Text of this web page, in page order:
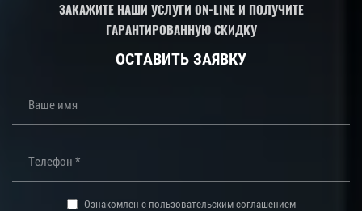
ЗАКАЖИТЕ НАШИ УСЛУГИ ON-LINE И ПОЛУЧИТЕ
ГАРАНТИРОВАННУЮ СКИДКУ
ОСТАВИТЬ ЗАЯВКУ
Ознакомлен с пользовательским соглашением